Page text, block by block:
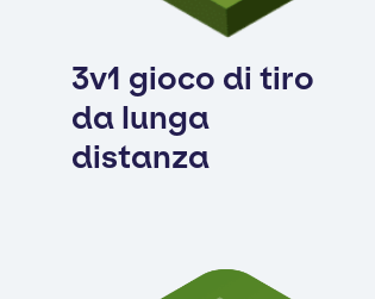
3v1 gioco di tiro
da lunga
distanza